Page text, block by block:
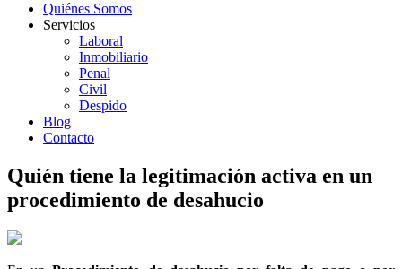
Quiénes Somos
Servicios
Laboral
Inmobiliario
Penal
Civil
Despido
Blog
Contacto
Quién tiene la legitimación activa en un
procedimiento de desahucio